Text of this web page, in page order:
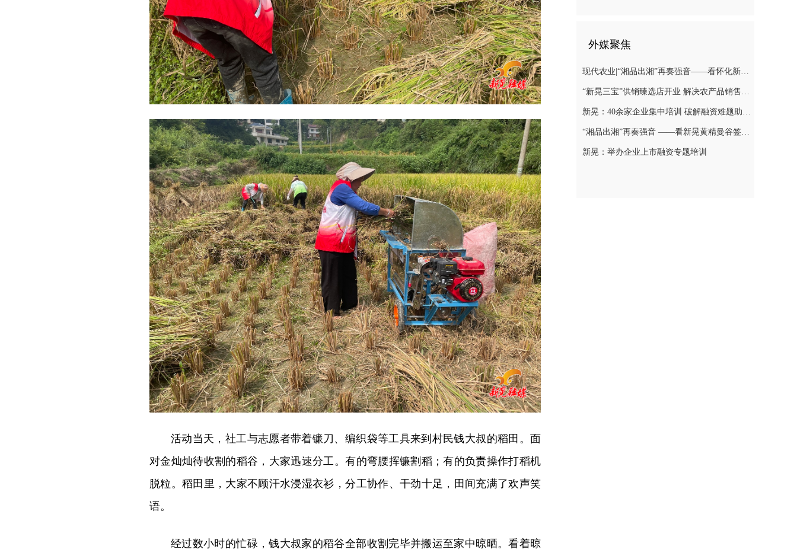
活动当天，社工与志愿者带着镰刀、编织袋等工具来到村民钱大叔的稻田。面
对金灿灿待收割的稻谷，大家迅速分工。有的弯腰挥镰割稻；有的负责操作打稻机
脱粒。稻田里，大家不顾汗水浸湿衣衫，分工协作、干劲十足，田间充满了欢声笑
语。
经过数小时的忙碌，钱大叔家的稻谷全部收割完毕并搬运至家中晾晒。看着晾
外媒聚焦
现代农业|“湘品出湘”再奏强音——看怀化新晃黄精曼谷签单背后的“强链密码”
“新晃三宝”供销臻选店开业 解决农产品销售难题
新晃：40余家企业集中培训 破解融资难题助力发展
“湘品出湘”再奏强音 ——看新晃黄精曼谷签单背后的“强链密码”
新晃：举办企业上市融资专题培训